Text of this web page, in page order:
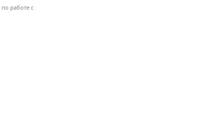
по работе с